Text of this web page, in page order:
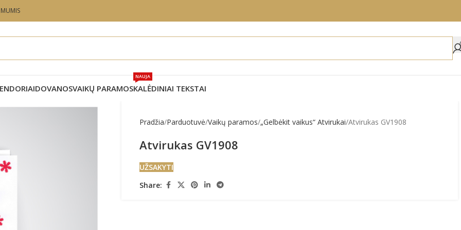
MUMIS
DOVANOSVAIKŲ PARAMOSKALĖDINIAI TEKSTAI
NAUJA
Pradžia Parduotuvė Vaikų paramos „Gelbėkit vaikus“ Atvirukai Atvirukas GV1908
Atvirukas GV1908
UŽSAKYTI
Share: